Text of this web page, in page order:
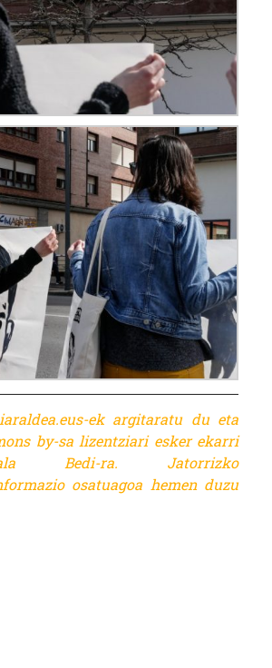
ek argitaratu du eta
by-sa lizentziari esker ekarri
Bedi-ra. Jatorrizko
osatuagoa hemen duzu